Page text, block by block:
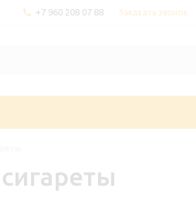
+7 960 208 07 88 Заказать звонок